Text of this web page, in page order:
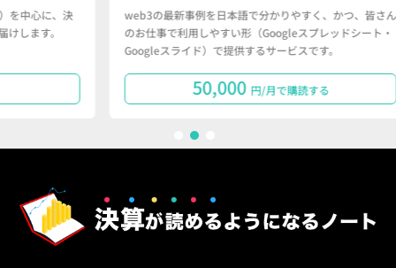
web3の最新事例を日本語で分かりやすく、かつ、皆さん
のお仕事で利用しやすい形（Googleスプレッドシート・
Googleスライド）で提供するサービスです。
円/月で購読する
「
で